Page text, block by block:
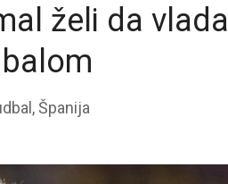
želi da vlada
,Španija